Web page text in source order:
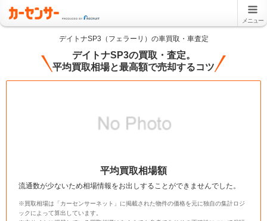
メニュー
デイトナSP3（フェラーリ）の車買取・車査定
デイトナSP3の買取・査定。
平均買取相場と最高額で売却するコツ
平均買取相場額
流通数が少ないため相場情報をお出しすることができませんでした。
※買取相場は「カーセンサーネット」に掲載された物件の価格を元に独自の集計ロジ
ックによって算出しています。